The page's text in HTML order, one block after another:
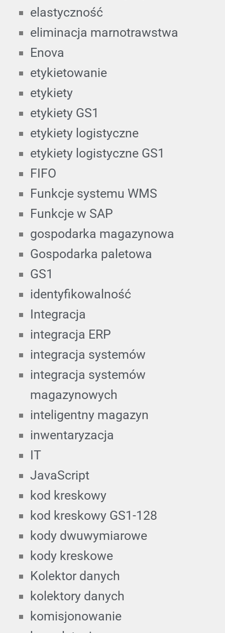
elastyczność
eliminacja marnotrawstwa
Enova
etykietowanie
etykiety
etykiety GS1
etykiety logistyczne
etykiety logistyczne GS1
FIFO
Funkcje systemu WMS
Funkcje w SAP
gospodarka magazynowa
Gospodarka paletowa
GS1
identyfikowalność
Integracja
integracja ERP
integracja systemów
integracja systemów
magazynowych
inteligentny magazyn
inwentaryzacja
IT
JavaScript
kod kreskowy
kod kreskowy GS1-128
kody dwuwymiarowe
kody kreskowe
Kolektor danych
kolektory danych
komisjonowanie